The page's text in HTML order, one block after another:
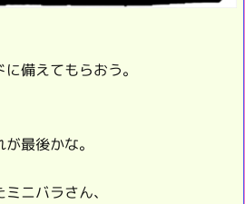
備えてもらおう。
最後かな。
ニバラさん、